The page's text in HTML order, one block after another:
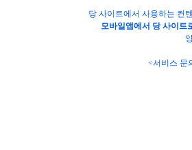
당 사이트에서 사용하는 컨
모바일앱에서 당 사이트
<서비스 문